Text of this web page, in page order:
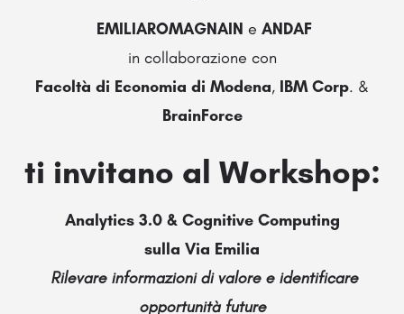
EMILIAROMAGNAIN e ANDAF
in collaborazione con
Facoltà di Economia di Modena, IBM Corp. &
BrainForce
ti invitano al Workshop:
Analytics 3.0 & Cognitive Computing
sulla Via Emilia
Rilevare informazioni di valore e identificare
opportunità future